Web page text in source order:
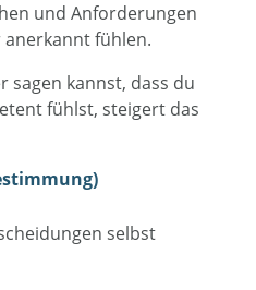
und Anforderungen
fühlen.
sagen kannst, dass du
fühlst, steigert das
selbst